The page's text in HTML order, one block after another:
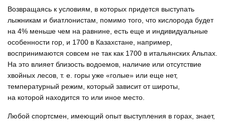
Возвращаясь к условиям, в которых придется выступать
лыжникам и биатлонистам, помимо того, что кислорода будет
на 4% меньше чем на равнине, есть еще и индивидуальные
особенности гор, и 1700 в Казахстане, например,
воспринимаются совсем не так как 1700 в итальянских Альпах.
На это влияет близость водоемов, наличие или отсутствие
хвойных лесов, т. е. горы уже «голые» или еще нет,
температурный режим, который зависит от широты,
на которой находится то или иное место.
Любой спортсмен, имеющий опыт выступления в горах, знает,